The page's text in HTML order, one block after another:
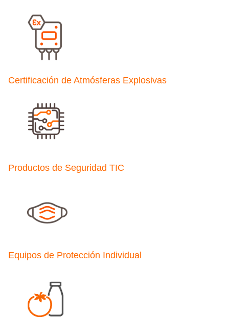
Certificación de Atmósferas Explosivas
Productos de Seguridad TIC
Equipos de Protección Individual